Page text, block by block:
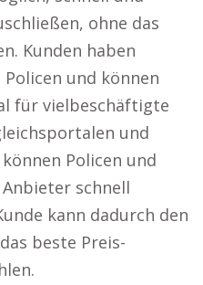
ohne das
Kunden haben
und können
für vielbeschäftigte
und
Policen und
schnell
kann dadurch den
beste Preis-